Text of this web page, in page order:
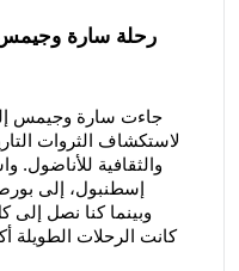
جاءت سارة وجيمس
والثقافية
إسطنبول، إلى
وبينما كنا نصل
كانت الرحلات الطويلة